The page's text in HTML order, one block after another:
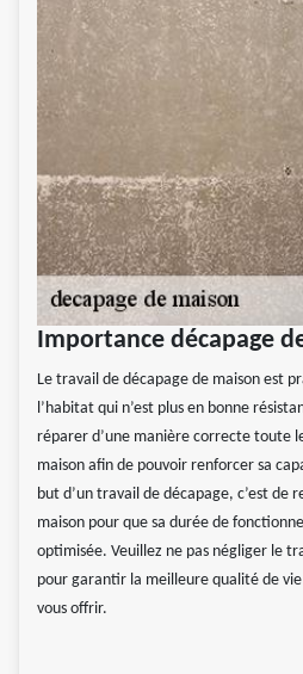
Importance décapage
Le travail de décapage de maison est
l’habitat qui n’est plus en bonne
réparer d’une manière correcte toute
maison afin de pouvoir renforcer sa
but d’un travail de décapage, c’est de
maison pour que sa durée de
optimisée. Veuillez ne pas négliger le
pour garantir la meilleure qualité de
vous offrir.